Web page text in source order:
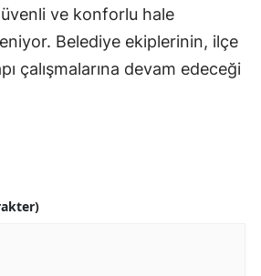
İzmir
Kars
ve konforlu hale
Belediye ekiplerinin, ilçe
çalışmalarına devam edeceği